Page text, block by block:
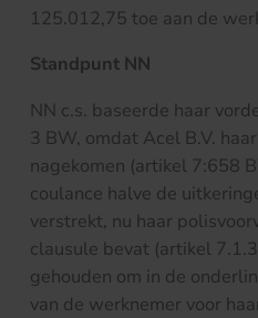
125.012,75 toe aan de
Standpunt NN
NN c.s. baseerde haar
3 BW, omdat Acel B.V.
nagekomen (artikel 7:658
coulance halve de
verstrekt, nu haar
clausule bevat (artikel
gehouden om in de
van de werknemer voor